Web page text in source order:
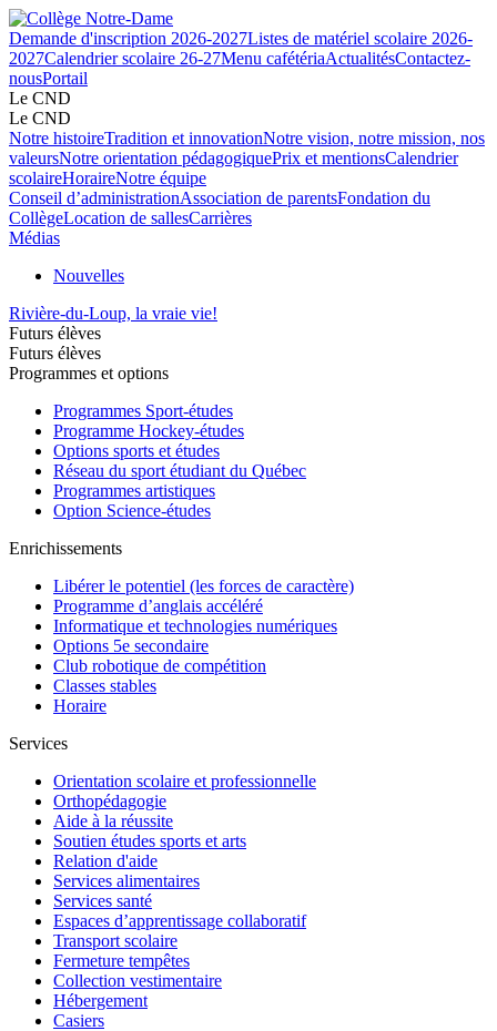
Demande d'inscription 2026-2027Listes de matériel scolaire 2026-
2027Calendrier scolaire 26-27Menu cafétériaActualitésContactez-
nousPortail
Le CND
Le CND
Notre histoireTradition et innovationNotre vision, notre mission, nos
valeursNotre orientation pédagogiquePrix et mentionsCalendrier
scolaireHoraireNotre équipe
Conseil d’administrationAssociation de parentsFondation du
CollègeLocation de sallesCarrières
Médias
Nouvelles
Rivière-du-Loup, la vraie vie!
Futurs élèves
Futurs élèves
Programmes et options
Programmes Sport-études
Programme Hockey-études
Options sports et études
Réseau du sport étudiant du Québec
Programmes artistiques
Option Science-études
Enrichissements
Libérer le potentiel (les forces de caractère)
Programme d’anglais accéléré
Informatique et technologies numériques
Options 5e secondaire
Club robotique de compétition
Classes stables
Horaire
Services
Orientation scolaire et professionnelle
Orthopédagogie
Aide à la réussite
Soutien études sports et arts
Relation d'aide
Services alimentaires
Services santé
Espaces d’apprentissage collaboratif
Transport scolaire
Fermeture tempêtes
Collection vestimentaire
Hébergement
Casiers